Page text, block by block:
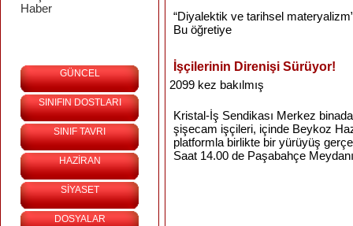
Haber
GÜNCEL
SINIFIN DOSTLARI
SINIF TAVRI
HAZİRAN
SİYASET
DOSYALAR
“Diyalektik ve tarihsel
Bu öğretiye
İşçilerinin Direnişi Sürüyor!
2099 kez bakılmış
Kristal-İş Sendikası Merkez
şişecam işçileri, içinde Beykoz
platformla birlikte bir yürüyüş
Saat 14.00 de Paşabahçe